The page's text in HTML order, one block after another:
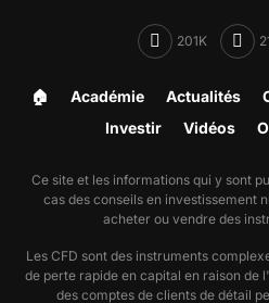
201K
🏠︎ Académie Actualités
Investir Vidéos
Ce site et les informations qui y sont
cas des conseils en investissement
acheter ou vendre des
Les CFD sont des instruments
de perte rapide en capital en raison de
des comptes de clients de détail